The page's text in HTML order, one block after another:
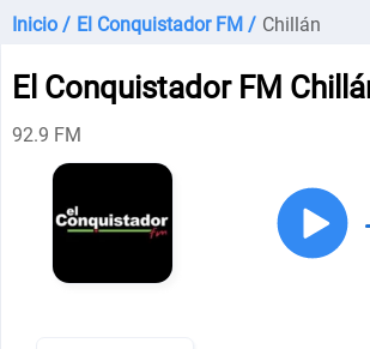
Inicio / El Conquistador FM / Chillán
El Conquistador FM
92.9 FM